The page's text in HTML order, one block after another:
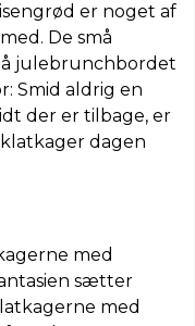
er noget af
De små
julebrunchbordet
Smid aldrig en
der er tilbage, er
dagen
med
sætter
med